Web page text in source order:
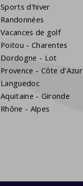
Sports d'hiver
Randonnées
Vacances de golf
Poitou - Charentes
Dordogne - Lot
Provence - Côte d'Azur
Languedoc
Aquitaine - Gironde
Rhône - Alpes